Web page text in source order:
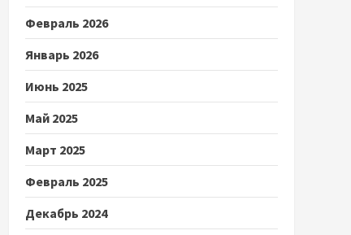
Февраль 2026
Январь 2026
Июнь 2025
Май 2025
Март 2025
Февраль 2025
Декабрь 2024